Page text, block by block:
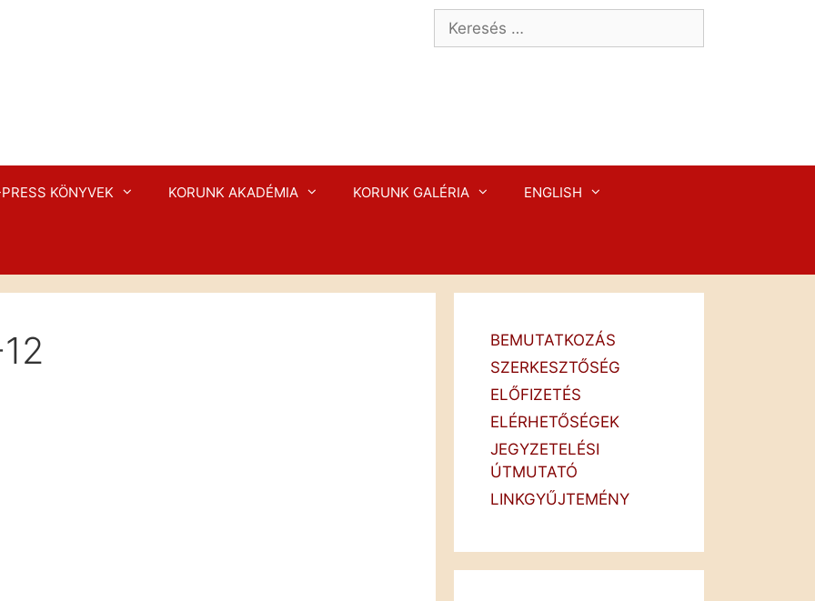
Keresés:
KÖNYVEK KORUNK AKADÉMIA KORUNK GALÉRIA ENGLISH
BEMUTATKOZÁS
SZERKESZTŐSÉG
ELŐFIZETÉS
ELÉRHETŐSÉGEK
JEGYZETELÉSI
ÚTMUTATÓ
LINKGYŰJTEMÉNY